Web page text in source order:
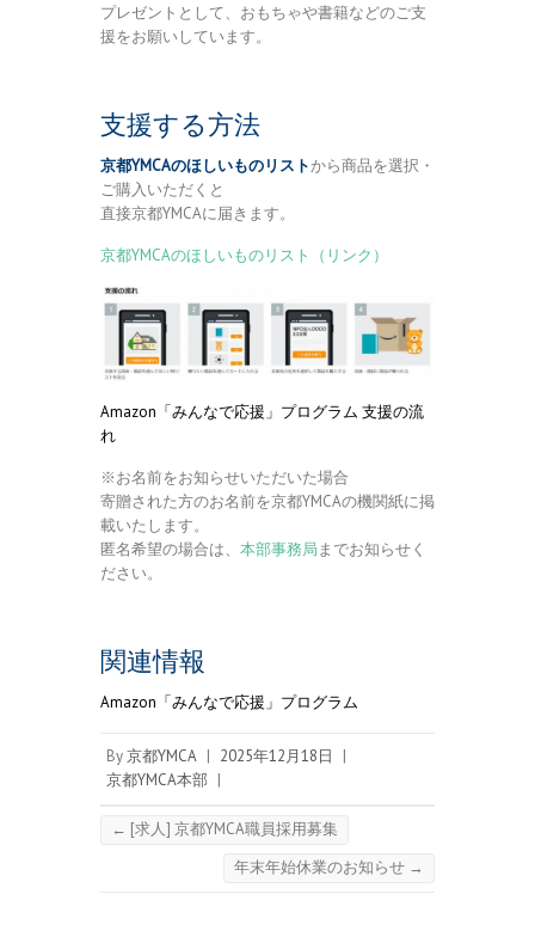
プレゼントとして、おもちゃや書籍などのご支
援をお願いしています。
支援する方法
京都YMCAのほしいものリストから商品を選択・
ご購入いただくと
直接京都YMCAに届きます。
京都YMCAのほしいものリスト（リンク）
Amazon「みんなで応援」プログラム 支援の流
れ
※お名前をお知らせいただいた場合
寄贈された方のお名前を京都YMCAの機関紙に掲
載いたします。
匿名希望の場合は、 本部事務局までお知らせく
ださい。
関連情報
Amazon「みんなで応援」プログラム
By京都YMCA | 2025年12月18日
|
京都YMCA本部 |
← [求人] 京都YMCA職員採用募集
年末年始休業のお知らせ →